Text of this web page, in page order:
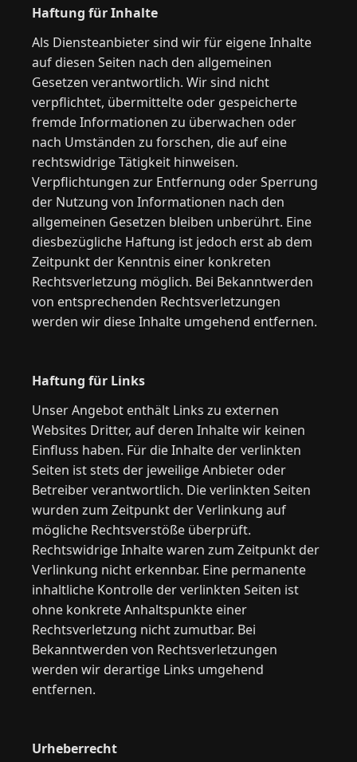
Haftung für Inhalte
Als Diensteanbieter sind wir für eigene Inhalte
auf diesen Seiten nach den allgemeinen
Gesetzen verantwortlich. Wir sind nicht
verpflichtet, übermittelte oder gespeicherte
fremde Informationen zu überwachen oder
nach Umständen zu forschen, die auf eine
rechtswidrige Tätigkeit hinweisen.
Verpflichtungen zur Entfernung oder Sperrung
der Nutzung von Informationen nach den
allgemeinen Gesetzen bleiben unberührt. Eine
diesbezügliche Haftung ist jedoch erst ab dem
Zeitpunkt der Kenntnis einer konkreten
Rechtsverletzung möglich. Bei Bekanntwerden
von entsprechenden Rechtsverletzungen
werden wir diese Inhalte umgehend entfernen.
Haftung für Links
Unser Angebot enthält Links zu externen
Websites Dritter, auf deren Inhalte wir keinen
Einfluss haben. Für die Inhalte der verlinkten
Seiten ist stets der jeweilige Anbieter oder
Betreiber verantwortlich. Die verlinkten Seiten
wurden zum Zeitpunkt der Verlinkung auf
mögliche Rechtsverstöße überprüft.
Rechtswidrige Inhalte waren zum Zeitpunkt der
Verlinkung nicht erkennbar. Eine permanente
inhaltliche Kontrolle der verlinkten Seiten ist
ohne konkrete Anhaltspunkte einer
Rechtsverletzung nicht zumutbar. Bei
Bekanntwerden von Rechtsverletzungen
werden wir derartige Links umgehend
entfernen.
Urheberrecht